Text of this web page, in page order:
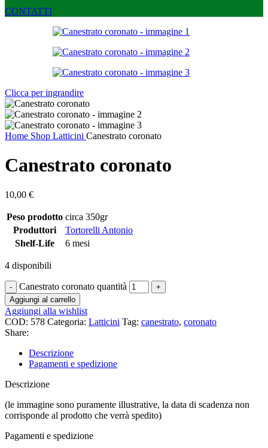
CONTATTI
Clicca per ingrandire
Home Shop Latticini Canestrato coronato
Canestrato coronato
10,00 €
Peso prodotto circa 350gr
Produttori
Tortorelli Antonio
Shelf-Life
6 mesi
4 disponibili
Canestrato coronato quantità
Aggiungi al carrello
Aggiungi alla wishlist
COD: 578 Categoria: Latticini Tag: canestrato, coronato
Share:
Descrizione
Pagamenti e spedizione
Descrizione
(le immagine sono puramente illustrative, la data di scadenza non
corrisponde al prodotto che verrà spedito)
Pagamenti e spedizione